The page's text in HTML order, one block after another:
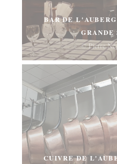
BAR DE
© Pierre
CUIVRE DE